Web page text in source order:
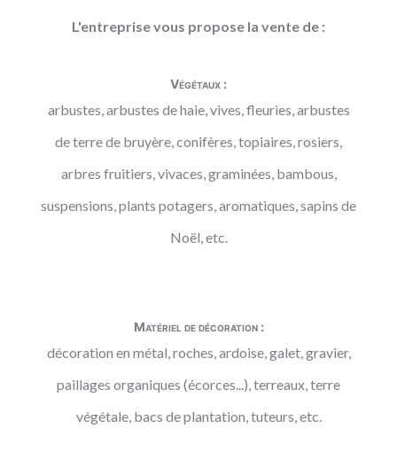
L'entreprise vous propose la vente de :
Végétaux :
arbustes, arbustes de haie, vives, fleuries, arbustes
de terre de bruyère, conifères, topiaires, rosiers,
arbres fruitiers, vivaces, graminées, bambous,
suspensions, plants potagers, aromatiques, sapins de
Noël, etc.
Matériel de décoration :
décoration en métal, roches, ardoise, galet, gravier,
paillages organiques (écorces...), terreaux, terre
végétale, bacs de plantation, tuteurs, etc.